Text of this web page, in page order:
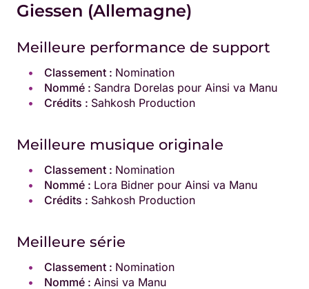
Giessen (Allemagne)
Meilleure performance de support
Classement : Nomination
Nommé : Sandra Dorelas pour Ainsi va Manu
Crédits : Sahkosh Production
Meilleure musique originale
Classement : Nomination
Nommé : Lora Bidner pour Ainsi va Manu
Crédits : Sahkosh Production
Meilleure série
Classement : Nomination
Nommé : Ainsi va Manu